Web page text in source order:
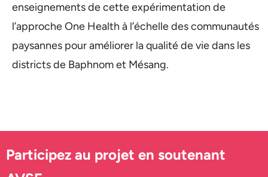
enseignements de cette expérimentation de
l’approche One Health à l’échelle des communautés
paysannes pour améliorer la qualité de vie dans les
districts de Baphnom et Mésang.
Participez au projet en soutenant